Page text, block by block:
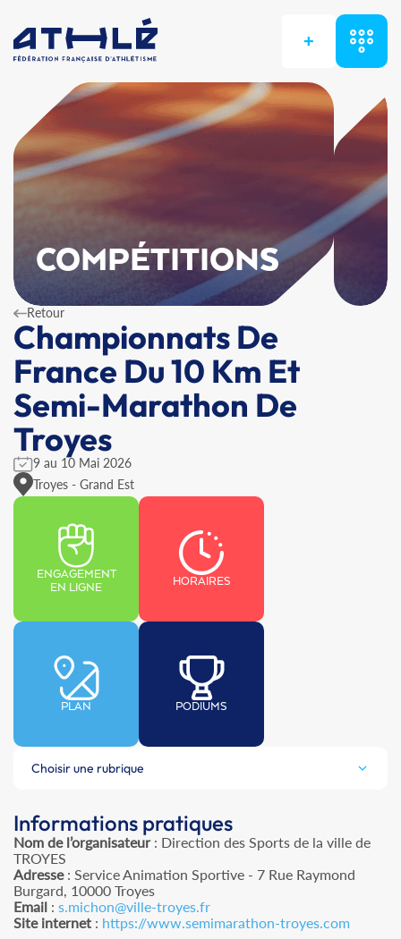
+
COMPÉTITIONS
Retour
Championnats De
France Du 10 Km Et
Semi-Marathon De
Troyes
9 au 10 Mai 2026
Troyes - Grand Est
ENGAGEMENT
EN LIGNE
HORAIRES
PLAN PODIUMS
Choisir une rubrique
Informations pratiques
Nom de l’organisateur: Direction des Sports de la ville de
TROYES
Adresse: Service Animation Sportive - 7 Rue Raymond
Burgard, 10000 Troyes
Email : s.michon@ville-troyes.fr
Site internet : https://www.semimarathon-troyes.com